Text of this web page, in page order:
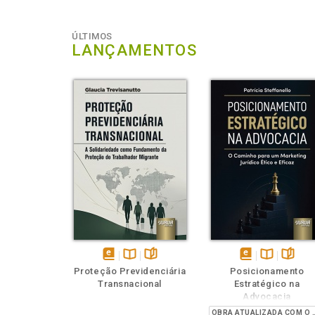
ÚLTIMOS
LANÇAMENTOS
disponível
em
Disponível
na
páginas
Proteção Previdenciária
Transnacional
disponível
em
eBook
Disponível
na
B.V.
páginas
Posicionamento
Estratégico na
Advocacia
Também